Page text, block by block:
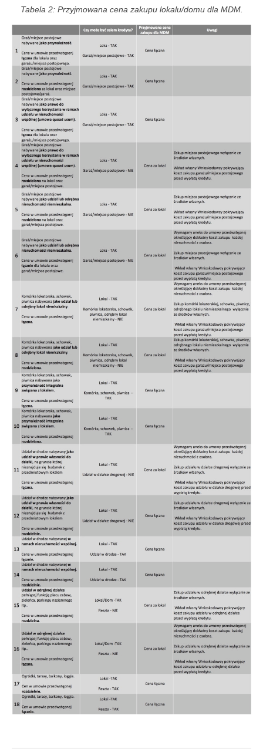
Tabela 2: Przyjmowana cena zakupu lokalu/domu dla MDM.